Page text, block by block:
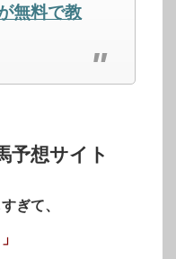
無料で教
予想サイト
ぎて、